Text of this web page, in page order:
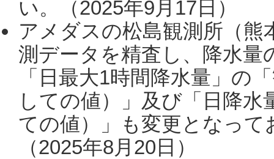
い。（2025年9月17日）
アメダスの松島観測所（熊
測データを精査し、降水
「日最大1時間降水量」の
しての値）」及び「日降
ての値）」も変更となっ
（2025年8月20日）